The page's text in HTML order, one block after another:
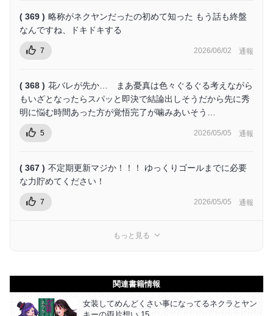
( 369 ) 略称がネクヤンだったの初めて知った もう話も終盤
なんですね、ドキドキする
7 2026/06/02 通報
( 368 ) 花バレが先か… まあ憂真は色々ぐるぐる考えながら
もいざとなったらスパッと即決で結論出しそうだから先に秀
明に悩む時間あった方が覚悟完了が噛みあいそう…
5 2026/05/05 通報
( 367 ) 不定期更新マジか！！！ ゆっくりゴールまでに必要
な力貯めてください！
7 2026/05/05 通報
もっと見る
関連書籍情報
女装してめんどくさい事になってるネクラとヤン